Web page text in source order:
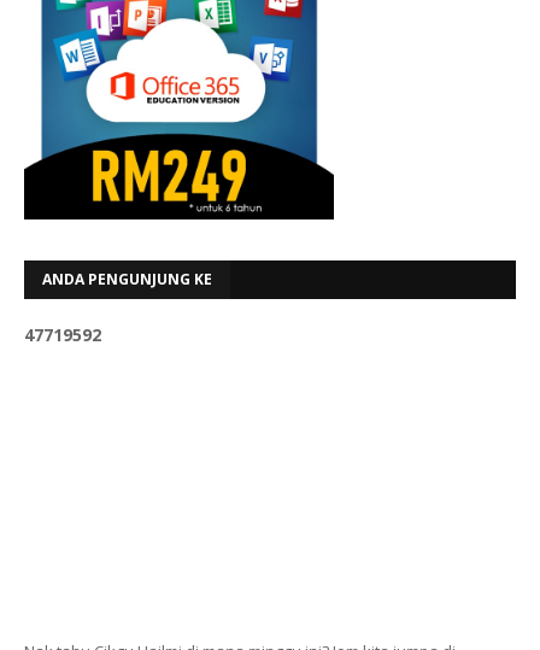
ANDA PENGUNJUNG KE
47719592